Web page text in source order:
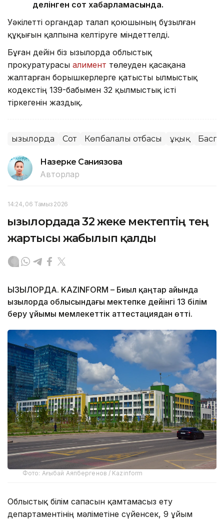
делінген сот хабарламасында.
Уәкілетті органдар талап қоюшының бұзылған
құқығын қалпына келтіруге міндеттелді.
Бұған дейін біз Қызылорда облыстық
прокуратурасы алимент төлеуден қасақана
жалтарған борышкерлерге қатысты Қылмыстық
кодекстің 139-бабымен 32 қылмыстық істі
тіркегенін жаздық.
Қызылорда Сот Көпбалалы отбасы Құқық
Назерке Саниязова
Авторлар
14:24, 06 Тамыз 2026
Қызылордада 32 жеке мектептің тең
жартысы жабылып қалды
ҚЫЗЫЛОРДА. KAZINFORM – Биыл қаңтар айында
Қызылорда облысындағы мектепке дейінгі 13 білім
беру ұйымы мемлекеттік аттестациядан өтті.
Фото: Ағыбай Аяпбергенов / Kazinform
Облыстық білім сапасын қамтамасыз ету
департаментінің мәліметіне сүйенсек, 9 ұйым